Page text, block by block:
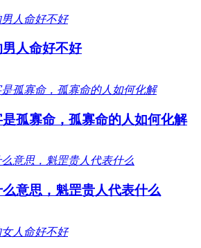
人命好不好
孤寡命，孤寡命的人如何化解
意思，魁罡贵人代表什么